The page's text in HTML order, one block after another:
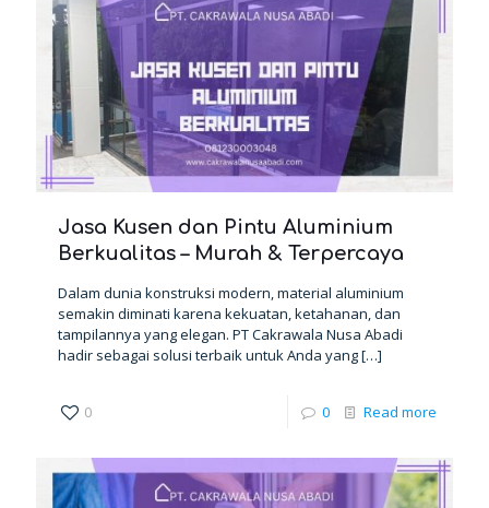
Jasa Kusen dan Pintu Aluminium
Berkualitas – Murah & Terpercaya
Dalam dunia konstruksi modern, material aluminium
semakin diminati karena kekuatan, ketahanan, dan
tampilannya yang elegan. PT Cakrawala Nusa Abadi
hadir sebagai solusi terbaik untuk Anda yang[…]
0 0 Read more